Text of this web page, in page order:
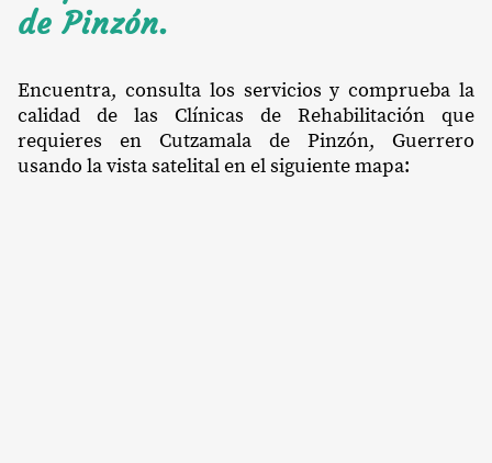
de Pinzón.
Encuentra, consulta los servicios y comprueba la
calidad de las Clínicas de Rehabilitación que
requieres en Cutzamala de Pinzón, Guerrero
usando la vista satelital en el siguiente mapa: